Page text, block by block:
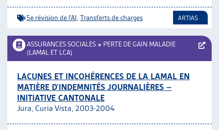
5e révision de l'AI Transferts de charges ARTIAS
ASSURANCES SOCIALES » PERTE DE GAIN MALADIE
(LAMAL ET LCA)
LACUNES ET INCOHÉRENCES DE LA LAMAL EN
MATIÈRE D’INDEMNITÉS JOURNALIÈRES –
INITIATIVE CANTONALE
Jura, Curia Vista, 2003-2004